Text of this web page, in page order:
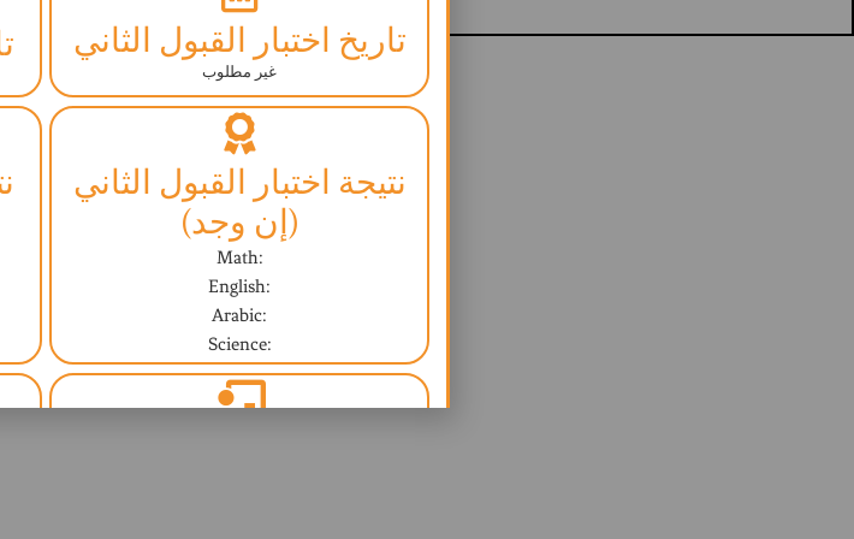
تاريخ اختبار القبول الثاني
غير مطلوب
نتيجة اختبار القبول الثاني
(إن وجد)
Math:
English:
Arabic:
Science: